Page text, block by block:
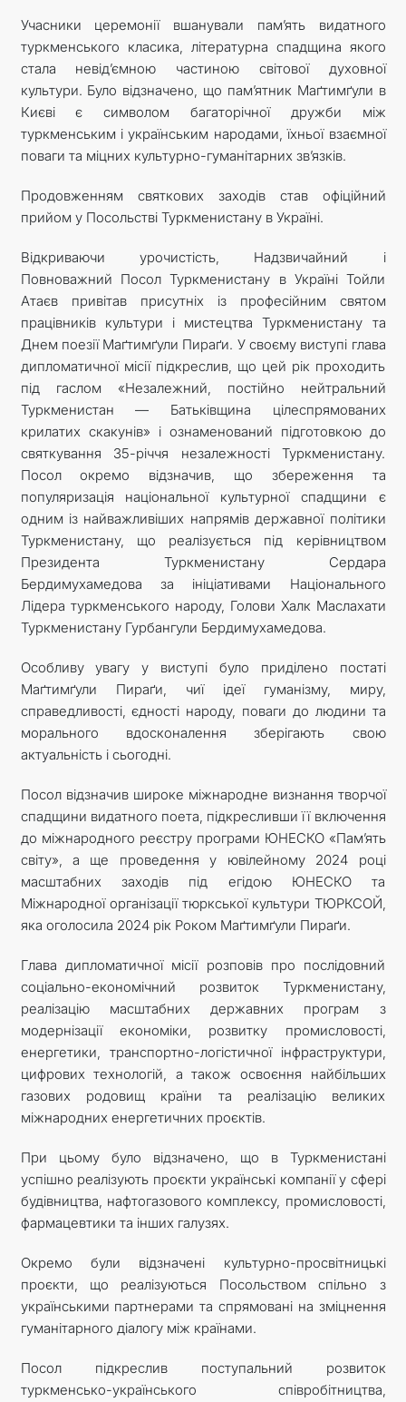
Учасники церемонії вшанували пам’ять видатного
туркменського класика, літературна спадщина якого
стала невід’ємною частиною світової духовної
культури. Було відзначено, що пам’ятник Маґтимґули в
Києві є символом багаторічної дружби між
туркменським і українським народами, їхньої взаємної
поваги та міцних культурно-гуманітарних зв’язків.
Продовженням святкових заходів став офіційний
прийом у Посольстві Туркменистану в Україні.
Відкриваючи урочистість, Надзвичайний і
Повноважний Посол Туркменистану в Україні Тойли
Атаєв привітав присутніх із професійним святом
працівників культури і мистецтва Туркменистану та
Днем поезії Маґтимґули Пираґи. У своєму виступі глава
дипломатичної місії підкреслив, що цей рік проходить
під гаслом «Незалежний, постійно нейтральний
Туркменистан — Батьківщина цілеспрямованих
крилатих скакунів» і ознаменований підготовкою до
святкування 35-річчя незалежності Туркменистану.
Посол окремо відзначив, що збереження та
популяризація національної культурної спадщини є
одним із найважливіших напрямів державної політики
Туркменистану, що реалізується під керівництвом
Президента Туркменистану Сердара
Бердимухамедова за ініціативами Національного
Лідера туркменського народу, Голови Халк Маслахати
Туркменистану Гурбангули Бердимухамедова.
Особливу увагу у виступі було приділено постаті
Маґтимґули Пираґи, чиї ідеї гуманізму, миру,
справедливості, єдності народу, поваги до людини та
морального вдосконалення зберігають свою
актуальність і сьогодні.
Посол відзначив широке міжнародне визнання творчої
спадщини видатного поета, підкресливши її включення
до міжнародного реєстру програми ЮНЕСКО «Пам’ять
світу», а ще проведення у ювілейному 2024 році
масштабних заходів під егідою ЮНЕСКО та
Міжнародної організації тюркської культури ТЮРКСОЙ,
яка оголосила 2024 рік Роком Маґтимґули Пираґи.
Глава дипломатичної місії розповів про послідовний
соціально-економічний розвиток Туркменистану,
реалізацію масштабних державних програм з
модернізації економіки, розвитку промисловості,
енергетики, транспортно-логістичної інфраструктури,
цифрових технологій, а також освоєння найбільших
газових родовищ країни та реалізацію великих
міжнародних енергетичних проєктів.
При цьому було відзначено, що в Туркменистані
успішно реалізують проєкти українські компанії у сфері
будівництва, нафтогазового комплексу, промисловості,
фармацевтики та інших галузях.
Окремо були відзначені культурно-просвітницькі
проєкти, що реалізуються Посольством спільно з
українськими партнерами та спрямовані на зміцнення
гуманітарного діалогу між країнами.
Посол підкреслив поступальний розвиток
туркменсько-українського співробітництва,